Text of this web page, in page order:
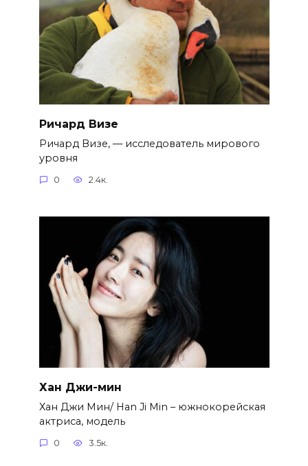
Ричард Визе
Ричард Визе, — исследователь мирового
уровня
0 2.4к.
Хан Джи-мин
Хан Джи Мин/ Han Ji Min – южнокорейская
актриса, модель
0 3.5к.